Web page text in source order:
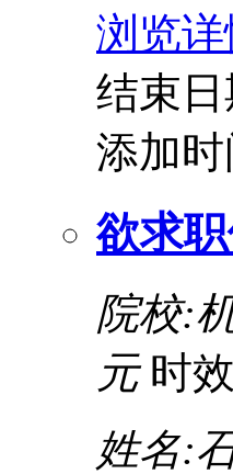
浏览详
结束日
添加时
欲求
院校:
元时
姓名: